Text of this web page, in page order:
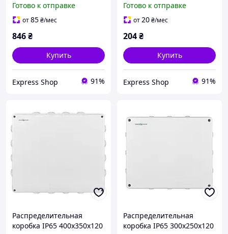
выводов диаметр вывода
36 мм
Готово к отправке
от85₴/мес
846₴
Купить
Express Shop 91%
выходов диаметр выхода
25 мм
Готово к отправке
от20₴/мес
204₴
Купить
Express Shop 91%
Распределительная
коробка IP65 400х350х120
Распределительная
коробка IP65 300х250х120